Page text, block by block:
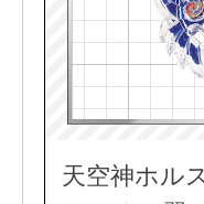
天空神ホル